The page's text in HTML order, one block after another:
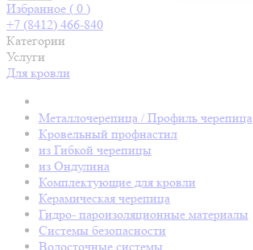
Избранное ( 0 )
+7 (8412) 466-840
Категории
Услуги
Для кровли
Металлочерепица / Профиль черепица
Кровельный профнастил
из Гибкой черепицы
из Ондулина
Комплектующие для кровли
Керамическая черепица
Гидро- пароизоляционные материалы
Системы безопасности
Водосточные системы